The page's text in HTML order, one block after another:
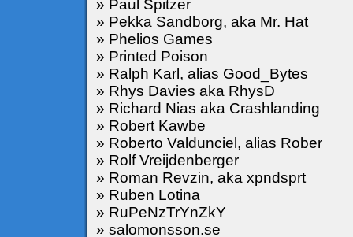
» Paul Spitzer
» Pekka Sandborg, aka Mr. Hat
» Phelios Games
» Printed Poison
» Ralph Karl, alias Good_Bytes
» Rhys Davies aka RhysD
» Richard Nias aka Crashlanding
» Robert Kawbe
» Roberto Valdunciel, alias Rober
» Rolf Vreijdenberger
» Roman Revzin, aka xpndsprt
» Ruben Lotina
» RuPeNzTrYnZkY
» salomonsson.se